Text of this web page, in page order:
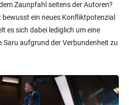
Zaunpfahl seitens der Autoren?
ein neues Konfliktpotenzial
es sich dabei lediglich um eine
Saru aufgrund der Verbundenheit zu